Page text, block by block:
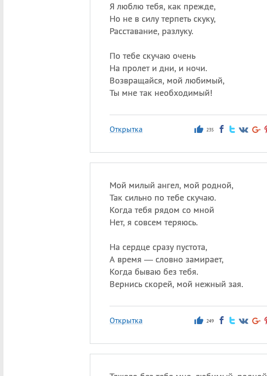
Я люблю тебя, как прежде,
Но не в силу терпеть скуку,
Расставание, разлуку.
По тебе скучаю очень
На пролет и дни, и ночи.
Возвращайся, мой любимый,
Ты мне так необходимый!
Открытка 235
Мой милый ангел, мой родной,
Так сильно по тебе скучаю.
Когда тебя рядом со мной
Нет, я совсем теряюсь.
На сердце сразу пустота,
А время — словно замирает,
Когда бываю без тебя.
Вернись скорей, мой нежный зая.
Открытка 249